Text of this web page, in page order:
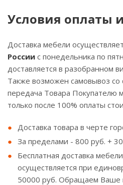
Условия оплаты
Доставка мебели
России с понедельника по
доставляется в разобранном
Также возможен самовывоз со
передача Товара Покупателю
только после 100% оплаты
Доставка товара в черте
За пределами - 800 руб. +
Бесплатная доставка
осуществляется при
50000 руб. Обращаем Ваше